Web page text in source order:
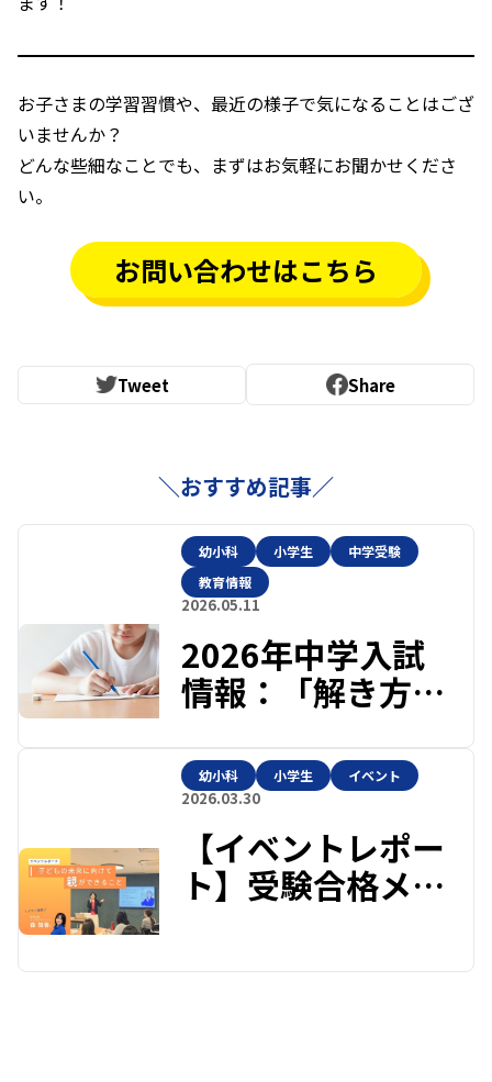
お子さまの学習習慣や、最近の様子で気になることはござ
いませんか？
どんな些細なことでも、まずはお気軽にお聞かせくださ
い。
お問い合わせはこちら
Tweet Share
＼おすすめ記事／
幼小科 小学生
中学受験
教育情報
2026.05.11
2026年中学入試
情報：「解き方」
大切なこと。
幼小科 小学生 イベント
2026.03.30
【イベントレポー
ト】受験合格メン
様× 類塾プラス